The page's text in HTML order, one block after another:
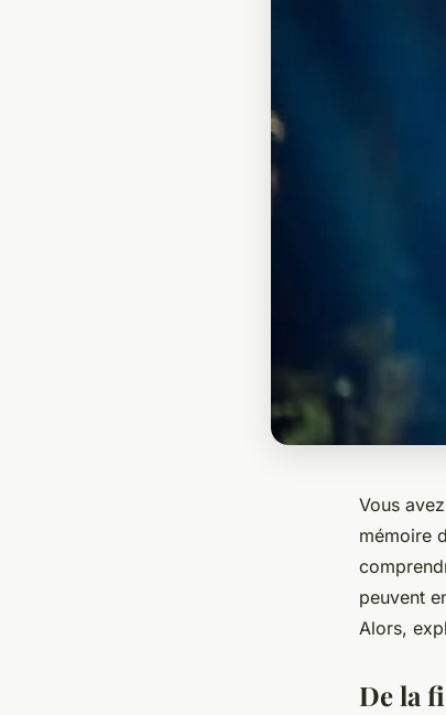
Vous
mémoire
peuvent
Alors,
De la